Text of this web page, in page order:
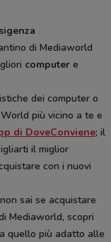
di Mediaworld
computer e
dei computer o
più vicino a te e
di DoveConviene; il
il miglior
con i nuovi
sai se acquistare
Mediaworld, scopri
quello più adatto alle